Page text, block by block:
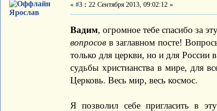
Ярослав
« #3 : 22 Сентября 2013, 09:02:12 »
Вадим, огромное тебе спасибо за
вопросов в заглавном посте!
только для церкви, но и для России
судьбы христианства в мире, для
Церковь. Весь мир, весь космос.
Я позволил себе пригласить в